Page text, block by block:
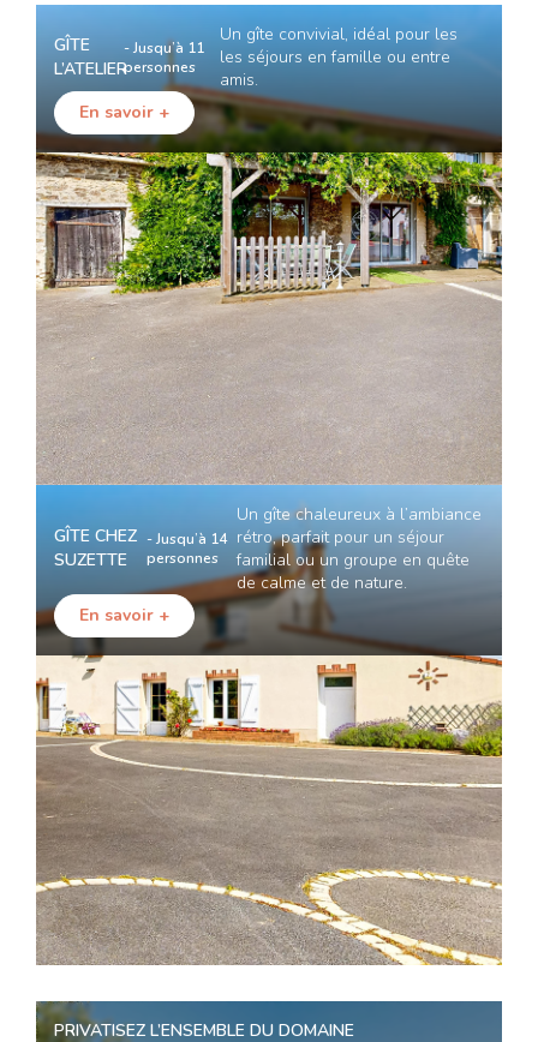
GÎTE
L’ATELIER
- Jusqu’à 11
personnes
Un gîte convivial, idéal pour les
les séjours en famille ou entre
amis.
En savoir +
GÎTE CHEZ
SUZETTE
- Jusqu’à 14
personnes
Un gîte chaleureux à l’ambiance
rétro, parfait pour un séjour
familial ou un groupe en quête
de calme et de nature.
En savoir +
PRIVATISEZ L’ENSEMBLE DU DOMAINE